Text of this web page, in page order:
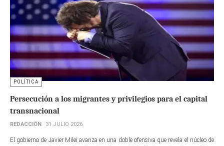
POLÍTICA
Persecución a los migrantes y privilegios para el capital
transnacional
REDACCIÓN 31 JULIO 2026
El gobierno de Javier Milei avanza en una doble ofensiva que revela el núcleo de